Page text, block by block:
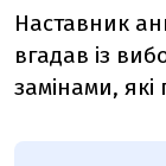
Наставник
вгадав із
замінами,